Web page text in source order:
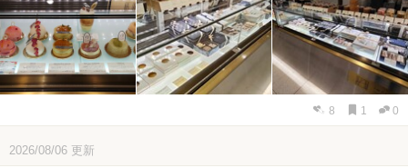
8 1 0
2026/08/06 更新